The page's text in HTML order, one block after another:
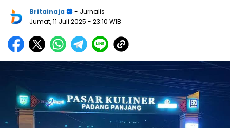
Britainaja
- Jurnalis
Jumat, 11 Juli 2025 - 23:10 WIB